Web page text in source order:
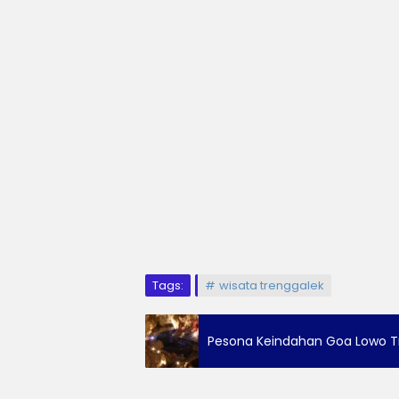
Tags: wisata trenggalek
Pesona Keindahan Goa Lowo